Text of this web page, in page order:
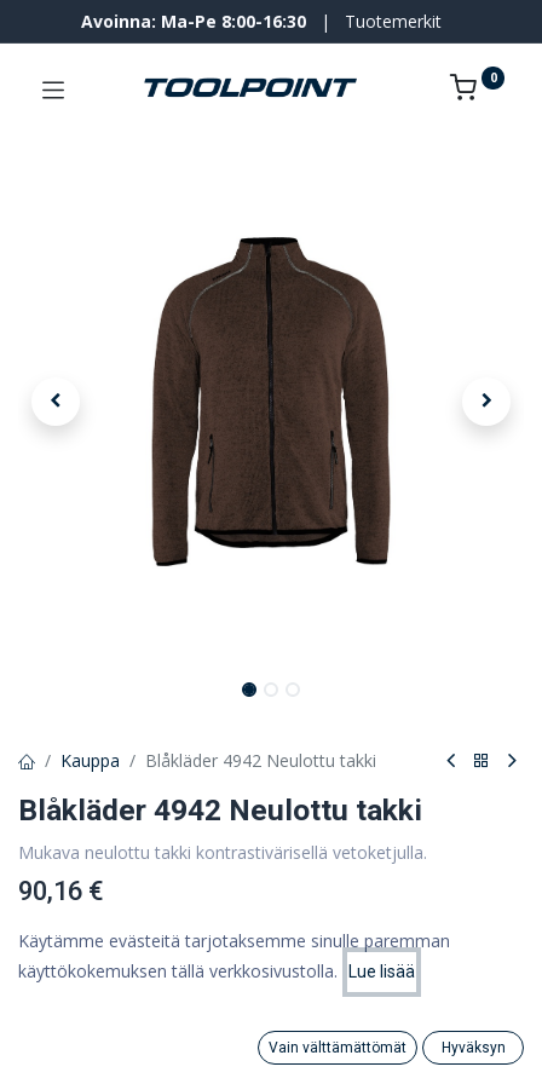
Hinta:
Lisää ostoskoriin
Category
Avoinna: Ma-Pe 8:00-16:30 | Tuotemerkit
0
Kauppa Blåkläder 4942 Neulottu takki
Blåkläder 4942 Neulottu takki
Mukava neulottu takki kontrastivärisellä vetoketjulla.
90,16 €
71,84 €
Käytämme evästeitä tarjotaksemme sinulle paremman
käyttökokemuksen tällä verkkosivustolla.
Lue lisää
Vain välttämättömät Hyväksyn